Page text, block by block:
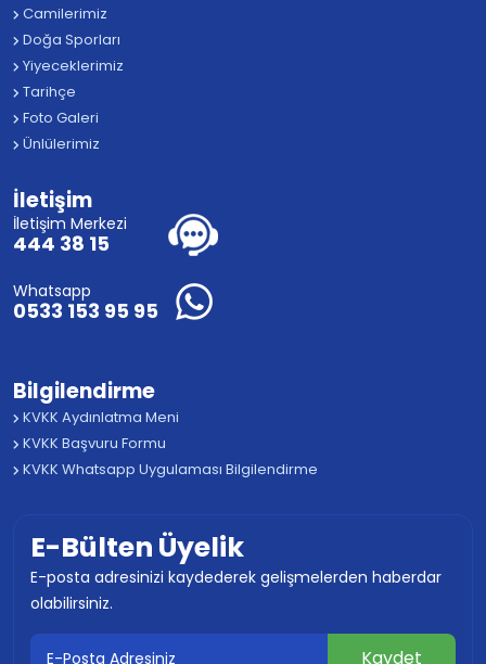
Camilerimiz
Doğa Sporları
Yiyeceklerimiz
Tarihçe
Foto Galeri
Ünlülerimiz
İletişim
İletişim Merkezi
444 38 15
Whatsapp
0533 153 95 95
Bilgilendirme
KVKK Aydınlatma Meni
KVKK Başvuru Formu
KVKK Whatsapp Uygulaması Bilgilendirme
E-Bülten Üyelik
E-posta adresinizi kaydederek gelişmelerden haberdar
olabilirsiniz.